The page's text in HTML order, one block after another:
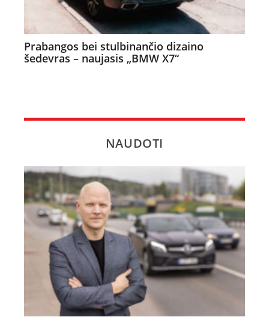
Prabangos bei stulbinančio dizaino
šedevras – naujasis „BMW X7“
NAUDOTI